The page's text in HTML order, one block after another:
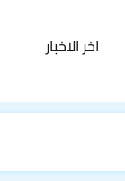
اخر الاخبار